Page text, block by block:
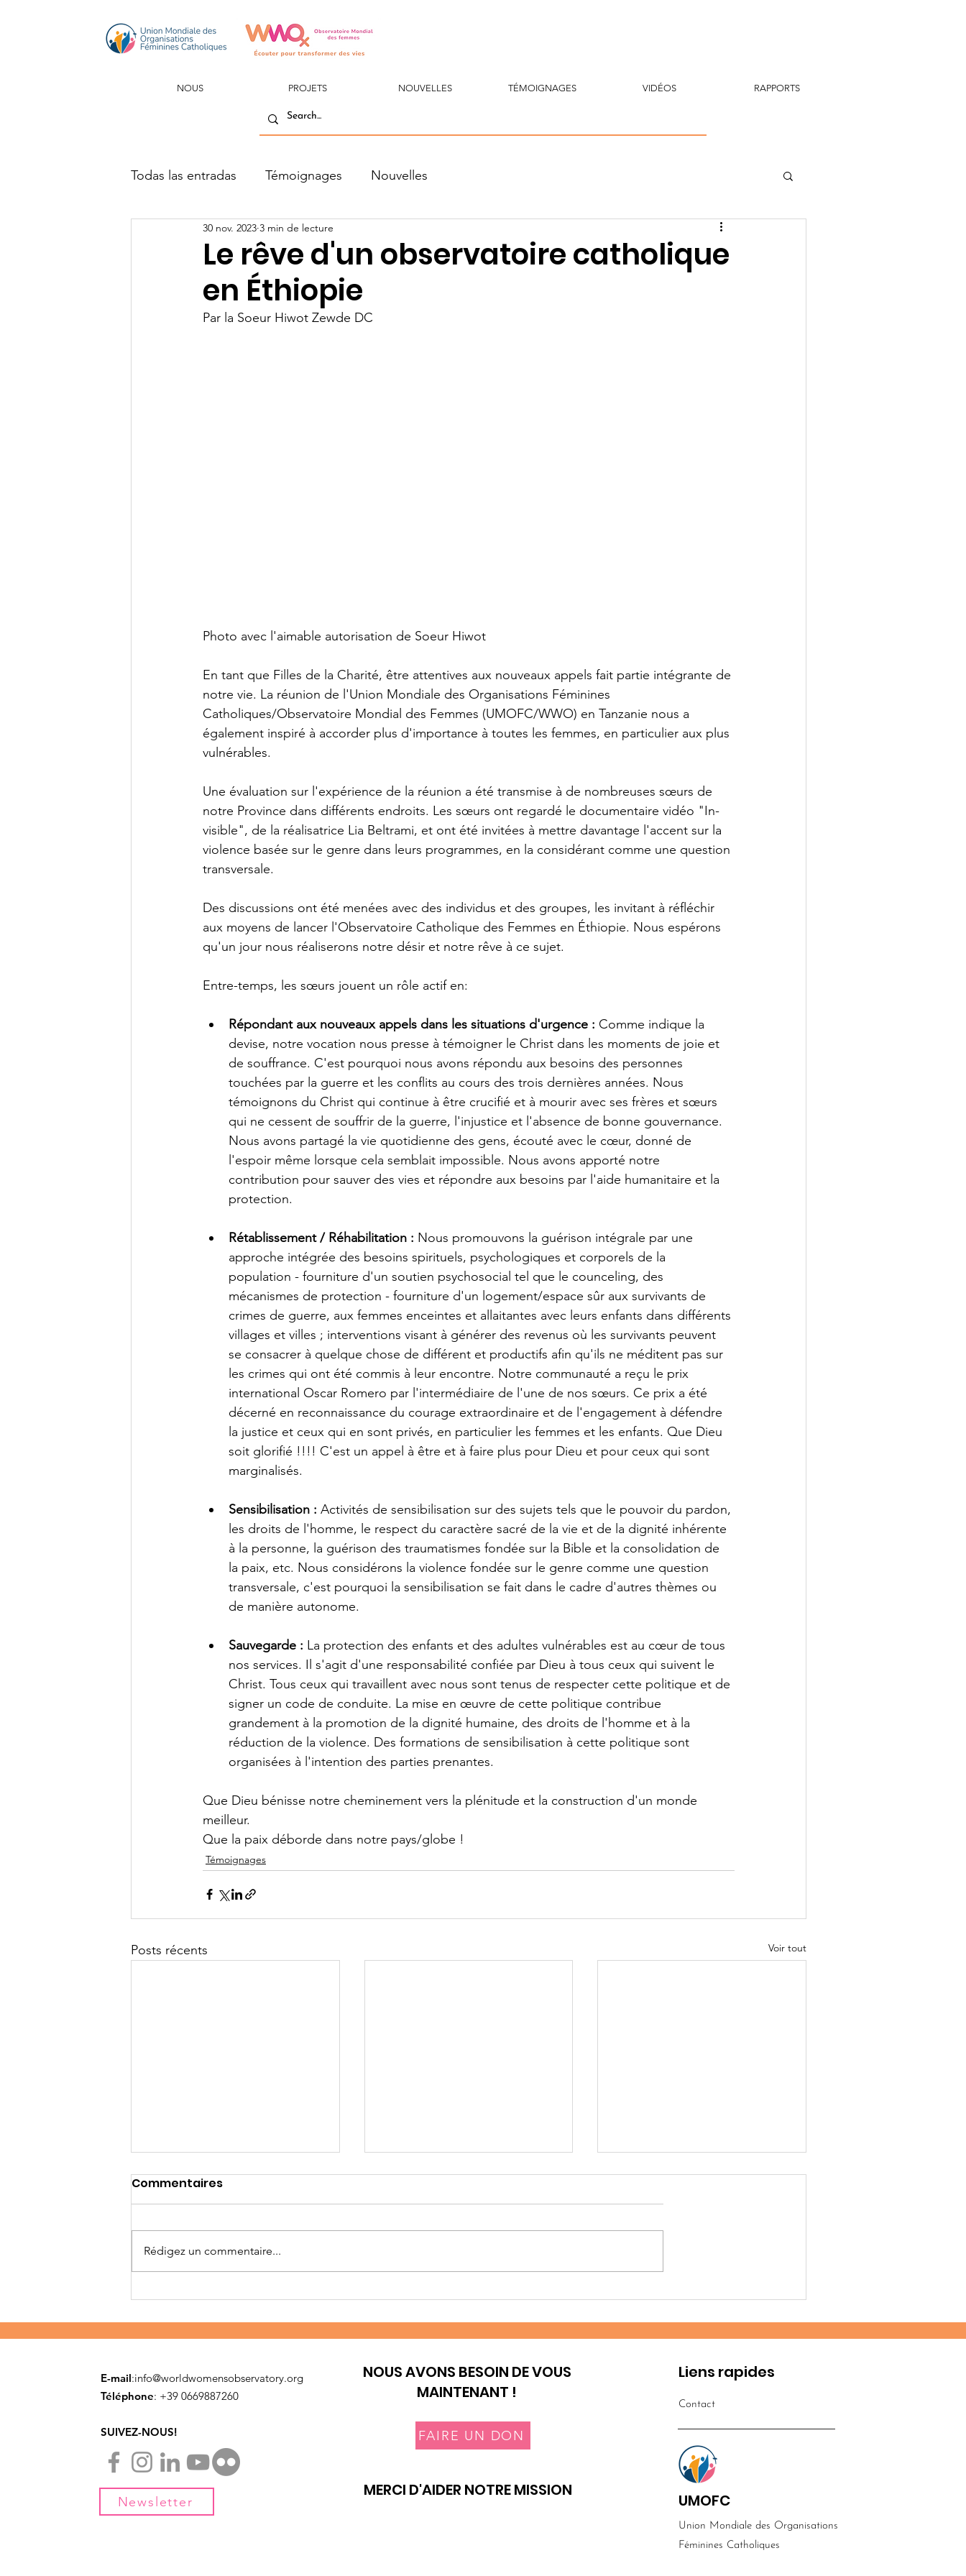
NOUS PROJETS NOUVELLES TÉMOIGNAGES VIDÉOS RAPPORTS
Todas las entradas Témoignages Nouvelles
Le rêve d'un observatoire catholique
en Éthiopie
30 nov. 2023 3 min de lecture
Par la Soeur Hiwot Zewde DC
Photo avec l'aimable autorisation de Soeur Hiwot
En tant que Filles de la Charité, être attentives aux nouveaux appels fait partie intégrante de
notre vie. La réunion de l'Union Mondiale des Organisations Féminines
Catholiques/Observatoire Mondial des Femmes (UMOFC/WWO) en Tanzanie nous a
également inspiré à accorder plus d'importance à toutes les femmes, en particulier aux plus
vulnérables.
Une évaluation sur l'expérience de la réunion a été transmise à de nombreuses sœurs de
notre Province dans différents endroits. Les sœurs ont regardé le documentaire vidéo "In-
visible", de la réalisatrice Lia Beltrami, et ont été invitées à mettre davantage l'accent sur la
violence basée sur le genre dans leurs programmes, en la considérant comme une question
transversale.
Des discussions ont été menées avec des individus et des groupes, les invitant à réfléchir
aux moyens de lancer l'Observatoire Catholique des Femmes en Éthiopie. Nous espérons
qu'un jour nous réaliserons notre désir et notre rêve à ce sujet.
Entre-temps, les sœurs jouent un rôle actif en:
Répondant aux nouveaux appels dans les situations d'urgence : Comme indique la
devise, notre vocation nous presse à témoigner le Christ dans les moments de joie et
de souffrance. C'est pourquoi nous avons répondu aux besoins des personnes
touchées par la guerre et les conflits au cours des trois dernières années. Nous
témoignons du Christ qui continue à être crucifié et à mourir avec ses frères et sœurs
qui ne cessent de souffrir de la guerre, l'injustice et l'absence de bonne gouvernance.
Nous avons partagé la vie quotidienne des gens, écouté avec le cœur, donné de
l'espoir même lorsque cela semblait impossible. Nous avons apporté notre
contribution pour sauver des vies et répondre aux besoins par l'aide humanitaire et la
protection.
Rétablissement / Réhabilitation : Nous promouvons la guérison intégrale par une
approche intégrée des besoins spirituels, psychologiques et corporels de la
population - fourniture d'un soutien psychosocial tel que le counceling, des
mécanismes de protection - fourniture d'un logement/espace sûr aux survivants de
crimes de guerre, aux femmes enceintes et allaitantes avec leurs enfants dans différents
villages et villes ; interventions visant à générer des revenus où les survivants peuvent
se consacrer à quelque chose de différent et productifs afin qu'ils ne méditent pas sur
les crimes qui ont été commis à leur encontre. Notre communauté a reçu le prix
international Oscar Romero par l'intermédiaire de l'une de nos sœurs. Ce prix a été
décerné en reconnaissance du courage extraordinaire et de l'engagement à défendre
la justice et ceux qui en sont privés, en particulier les femmes et les enfants. Que Dieu
soit glorifié !!!! C'est un appel à être et à faire plus pour Dieu et pour ceux qui sont
marginalisés.
Sensibilisation : Activités de sensibilisation sur des sujets tels que le pouvoir du pardon,
les droits de l'homme, le respect du caractère sacré de la vie et de la dignité inhérente
à la personne, la guérison des traumatismes fondée sur la Bible et la consolidation de
la paix, etc. Nous considérons la violence fondée sur le genre comme une question
transversale, c'est pourquoi la sensibilisation se fait dans le cadre d'autres thèmes ou
de manière autonome.
Sauvegarde : La protection des enfants et des adultes vulnérables est au cœur de tous
nos services. Il s'agit d'une responsabilité confiée par Dieu à tous ceux qui suivent le
Christ. Tous ceux qui travaillent avec nous sont tenus de respecter cette politique et de
signer un code de conduite. La mise en œuvre de cette politique contribue
grandement à la promotion de la dignité humaine, des droits de l'homme et à la
réduction de la violence. Des formations de sensibilisation à cette politique sont
organisées à l'intention des parties prenantes.
Que Dieu bénisse notre cheminement vers la plénitude et la construction d'un monde
meilleur.
Que la paix déborde dans notre pays/globe !
Témoignages
Posts récents Voir tout
Migration et résilience
Construire des familles
Un chemin d’espérance
Deep Sea
Commentaires
Rédigez un commentaire...
E-mail:info@worldwomensobservatory.org
Téléphone: ​+39 0669887260
SUIVEZ-NOUS!
Newsletter
NOUS AVONS BESOIN DE VOUS
MAINTENANT !
FAIRE UN DON
MERCI D'AIDER NOTRE MISSION
Liens rapides
Contact
UMOFC
Union Mondiale des Organisations
​Féminines Catholiques